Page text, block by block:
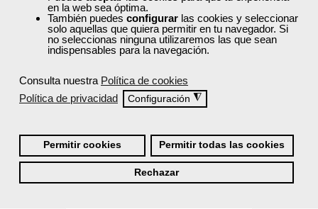
en la web sea óptima.
También puedes configurar las cookies y seleccionar
solo aquellas que quiera permitir en tu navegador. Si
no seleccionas ninguna utilizaremos las que sean
indispensables para la navegación.
Consulta nuestra Política de cookies
Política de privacidad
Configuración ◮
Permitir cookies Permitir todas las cookies
Rechazar
Formación 100%
subvencionada.
trabajadores y autónomos.
Sector
Cursos Femxa